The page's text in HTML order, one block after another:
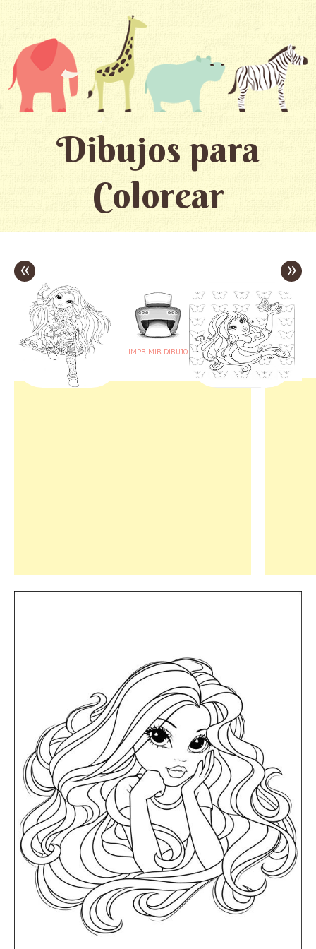
Dibujos para
Colorear
«
IMPRIMIR DIBUJO
»